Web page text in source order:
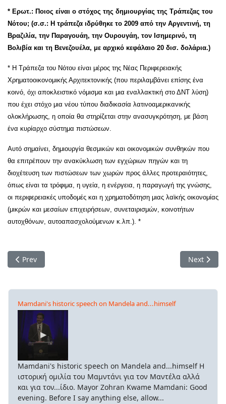
* Ερωτ.: Ποιος είναι ο στόχος της δημιουργίας της Τράπεζας του
Νότου; (σ.σ.: Η τράπεζα ιδρύθηκε το 2009 από την Αργεντινή, τη
Βραζιλία, την Παραγουάη, την Ουρουγάη, τον Ισημερινό, τη
Βολιβία και τη Βενεζουέλα, με αρχικό κεφάλαιο 20 δισ. δολάρια.)
* Η Τράπεζα του Νότου είναι μέρος της Νέας Περιφερειακής
Χρηματοοικονομικής Αρχιτεκτονικής (που περιλαμβάνει επίσης ένα
κοινό, όχι αποκλειστικό νόμισμα και μια εναλλακτική στο ΔΝΤ λύση)
που έχει στόχο μια νέου τύπου διαδικασία λατινοαμερικανικής
ολοκλήρωσης, η οποία θα στηρίζεται στην ανασυγκρότηση, με βάση
ένα κυρίαρχο σύστημα πιστώσεων.
Αυτό σημαίνει, δημιουργία θεσμικών και οικονομικών συνθηκών που
θα επιτρέπουν την ανακύκλωση των εγχώριων πηγών και τη
διοχέτευση των πιστώσεων των χωρών προς άλλες προτεραιότητες,
όπως είναι τα τρόφιμα, η υγεία, η ενέργεια, η παραγωγή της γνώσης,
οι περιφερειακές υποδομές και η χρηματοδότηση μιας λαϊκής οικονομίας
(μικρών και μεσαίων επιχειρήσεων, συνεταιρισμών, κοινοτήτων
αυτοχθόνων, αυτοαπασχολούμενων κ.λπ.). *
Previous article: Η CADTM θα απευθύνει στις 24 Μαρτίου
Prev Next
Next
Mamdani's historic speech on Mandela and...himself
Mamdani's historic speech on Mandela and...himself Η
ιστορική ομιλία του Μαμντάνι για τον Μαντέλα αλλά
και για τον...ίδιο. Mayor Zohran Kwame Mamdani: Good
evening. Before I say anything else, allow...